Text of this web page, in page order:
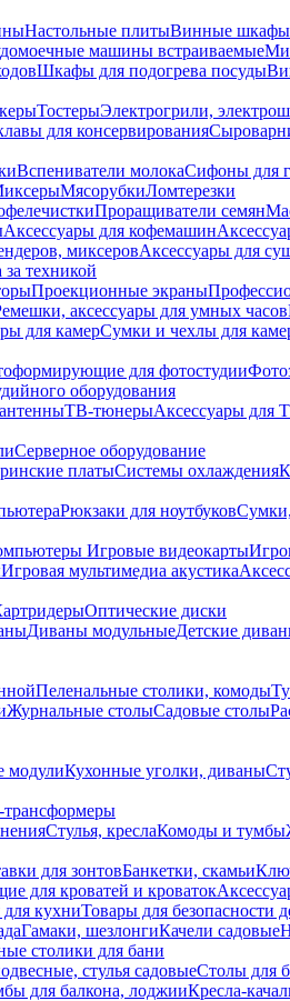
Настольные плитыВинные шкафы
машины встраиваемые
Шкафы для подогрева посуды
ТостерыЭлектрогрили,
для консервирования
Вспениватели молокаСифоны для
МясорубкиЛомтерезки
Проращиватели семян
Аксессуары для кофемашин
миксеровАксессуары для
за техникой
Проекционные экраны
аксессуары для умных часов
для камерСумки и чехлы для
для фотостудии
оборудования
ТВ-тюнерыАксессуары для
Серверное оборудование
платыСистемы охлаждения
Рюкзаки для ноутбуков
Игровые видеокарты
Игровая мультимедиа акустика
Оптические диски
Диваны модульныеДетские
Пеленальные столики, комоды
Журнальные столыСадовые столы
модулиКухонные уголки, диваны
Стулья, креслаКомоды и тумбы
для зонтовБанкетки, скамьи
для кроватей и кроваток
кухниТовары для безопасности
Гамаки, шезлонгиКачели садовые
столики для бани
стулья садовыеСтолы для
для балкона, лоджииКресла-